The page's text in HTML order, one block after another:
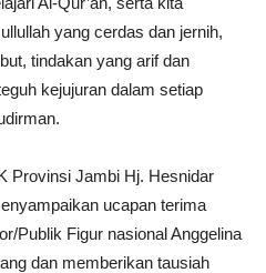
yang cerdas dan jernih,
tindakan yang arif dan
kejujuran dalam setiap
Provinsi Jambi Hj. Hesnidar
ucapan terima
Publik Figur nasional Anggelina
dan memberikan tausiah